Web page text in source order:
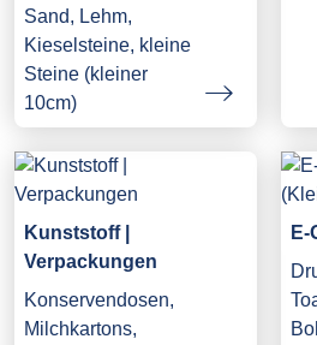
Sand, Lehm,
Kieselsteine, kleine
Steine (kleiner
10cm)
Kunststoff |
Verpackungen
Konservendosen,
Milchkartons,